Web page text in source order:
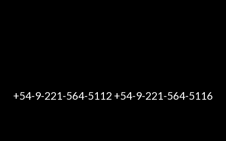
+54-9-221-564-5112 +54-9-221-564-5116